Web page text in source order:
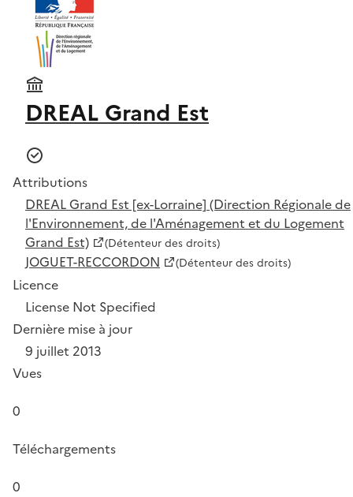
DREAL Grand Est
Attributions
DREAL Grand Est [ex-Lorraine] (Direction Régionale de
l'Environnement, de l'Aménagement et du Logement
Grand Est)
(Détenteur des droits)
JOGUET-RECCORDON (Détenteur des droits)
Licence
License Not Specified
Dernière mise à jour
9 juillet 2013
Vues
0
Téléchargements
0